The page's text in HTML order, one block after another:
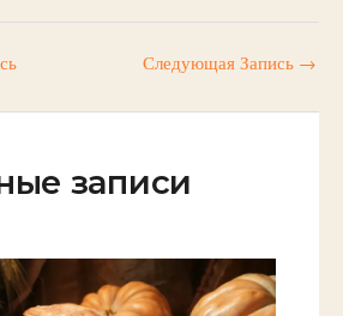
Следующая Запись →
записи